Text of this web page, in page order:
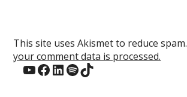
This site uses Akismet to reduce spam.
your comment data is processed.
YouTube
Facebook
LinkedIn
Spotify
TikTok